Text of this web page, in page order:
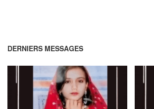
DERNIERS MESSAGES